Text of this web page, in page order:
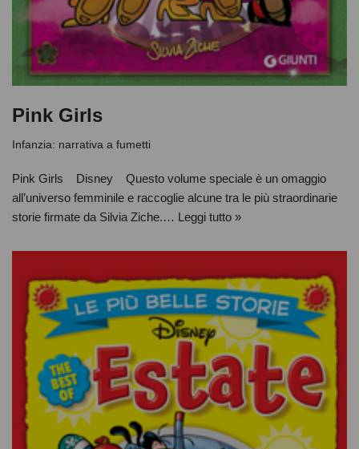
Pink Girls
Infanzia: narrativa a fumetti
Pink Girls Disney Questo volume speciale è un omaggio
all’universo femminile e raccoglie alcune tra le più straordinarie
storie firmate da Silvia Ziche.… Leggi tutto »